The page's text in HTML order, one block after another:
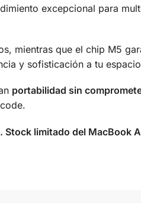
excepcional para
mientras que el chip M5
y sofisticación a tu
portabilidad sin
Stock limitado del MacBook